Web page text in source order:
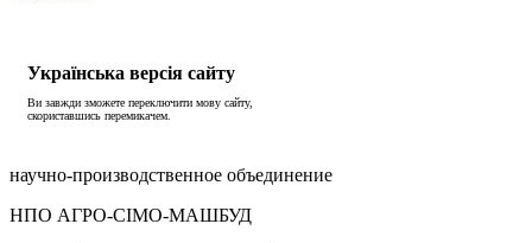
Українська версія сайту
Ви завжди зможете переключити мову сайту,
скориставшись перемикачем.
научно-производственное объединение
НПО АГРО-СІМО-МАШБУД